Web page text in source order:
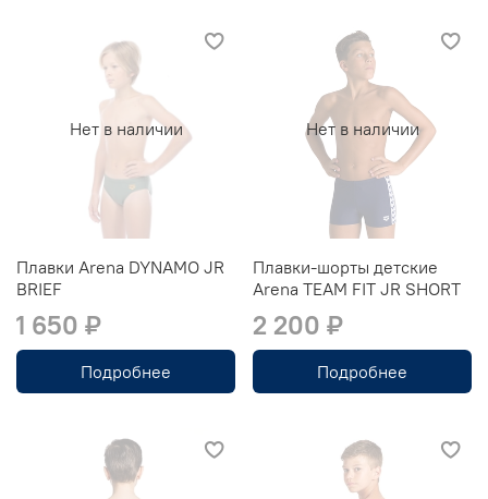
Нет в наличии
Плавки Arena DYNAMO JR
BRIEF
1 650 ₽
Подробнее
Нет в наличии
Плавки-шорты детские
Arena TEAM FIT JR SHORT
2 200 ₽
Подробнее